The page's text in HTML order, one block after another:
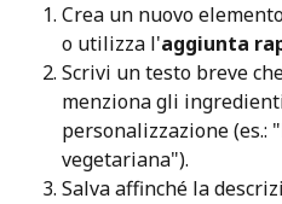
Crea un nuovo
o utilizza l'aggiunta
Scrivi un testo breve
menziona gli
personalizzazione
vegetariana").
Salva affinché la